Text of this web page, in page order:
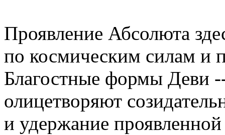
Проявление Абсолюта
по космическим силам и
Благостные формы Деви
олицетворяют
и удержание